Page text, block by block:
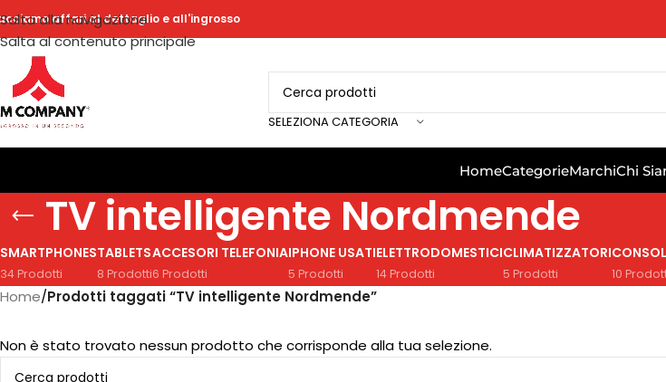
Salta alla navigazione
Salta al contenuto principale
affari al dettaglio e all'ingrosso
SELEZIONA CATEGORIA
HomeCategorieMarchiChi
TV intelligente Nordmende
SMARTPHONES
34 Prodotti
TABLETS
8 Prodotti
ACCESORI TELEFONIA
6 Prodotti
IPHONE USATI
5 Prodotti
ELETTRODOMESTICI
14 Prodotti
CLIMATIZZATORI
5 Prodotti 10
Home/Prodotti taggati “TV intelligente Nordmende”
Non è stato trovato nessun prodotto che corrisponde alla tua selezione.